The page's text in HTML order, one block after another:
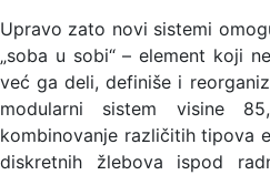
Upravo zato novi sistemi
„soba u sobi“ – element koji
već ga deli, definiše i
modularni sistem visine
kombinovanje različitih tipova
diskretnih žlebova ispod